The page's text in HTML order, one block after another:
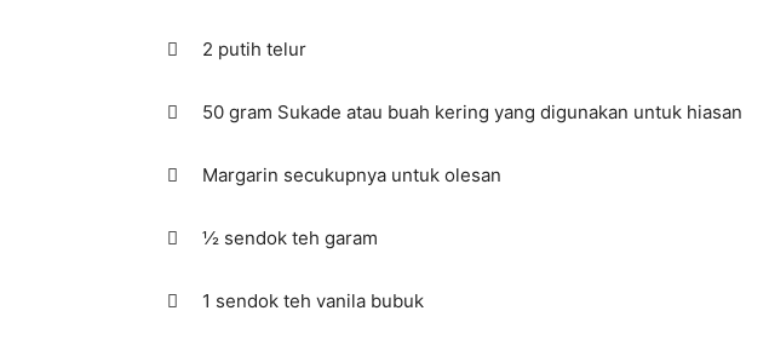
 2 putih telur
 50 gram Sukade atau buah kering yang digunakan untuk hiasan
 Margarin secukupnya untuk olesan
 ½ sendok teh garam
 1 sendok teh vanila bubuk